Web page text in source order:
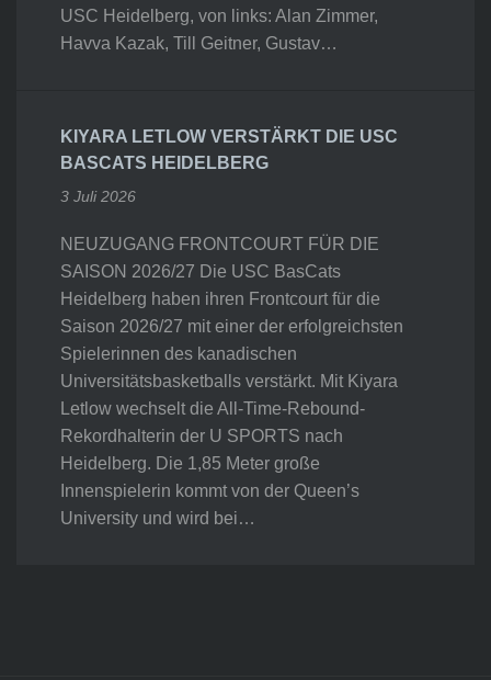
USC Heidelberg, von links: Alan Zimmer,
Havva Kazak, Till Geitner, Gustav…
KIYARA LETLOW VERSTÄRKT DIE USC
BASCATS HEIDELBERG
3 Juli 2026
NEUZUGANG FRONTCOURT FÜR DIE
SAISON 2026/27 Die USC BasCats
Heidelberg haben ihren Frontcourt für die
Saison 2026/27 mit einer der erfolgreichsten
Spielerinnen des kanadischen
Universitätsbasketballs verstärkt. Mit Kiyara
Letlow wechselt die All-Time-Rebound-
Rekordhalterin der U SPORTS nach
Heidelberg. Die 1,85 Meter große
Innenspielerin kommt von der Queen’s
University und wird bei…